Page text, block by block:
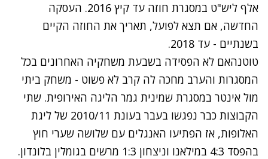
אלף ליש"ט במסגרת חוזה עד קיץ 2016. העסקה
החדשה, אם תצא לפועל, תאריך את החוזה הקיים
בשנתיים - עד 2018.
טוטנהאם לא הפסידה בשבעת משחקיה האחרונים בכל
המסגרות והערב מחכה לה קרב לא פשוט - משחק ביתי
מול אינטר במסגרת שמינית גמר הליגה האירופית. שתי
הקבוצות כבר נפגשו בעבר בעונת 2010/11 של ליגת
האלופות, אז הפתיעו האנגלים עם שלושה שערי חוץ
בהפסד 4:3 במילאנו וניצחון 1:3 מרשים בגומלין בלונדון.